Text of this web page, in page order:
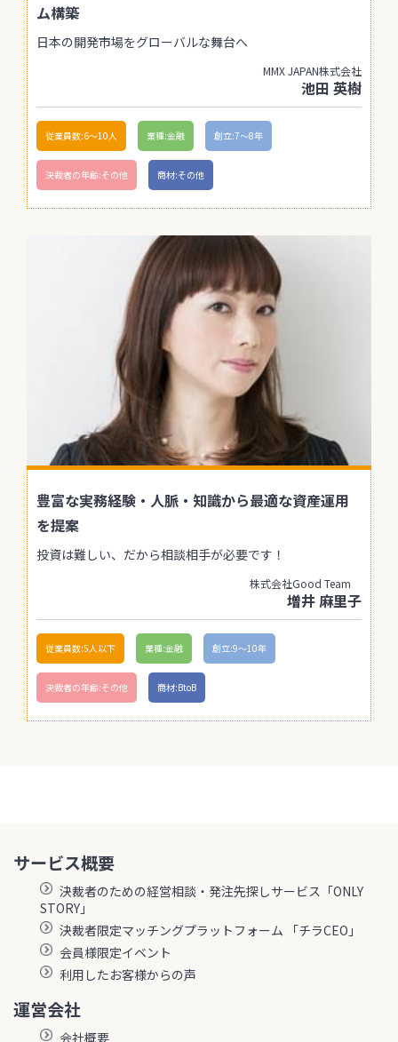
ム構築
日本の開発市場をグローバルな舞台へ
MMX JAPAN株式会社
池田 英樹
従業員数:6～10人 業種:金融 創立:7〜8年
決裁者の年齢:その他 商材:その他
豊富な実務経験・人脈・知識から最適な資産運用
を提案
投資は難しい、だから相談相手が必要です！
株式会社Good Team
増井 麻里子
従業員数:5人以下 業種:金融 創立:9〜10年
決裁者の年齢:その他 商材:BtoB
サービス概要
決裁者のための経営相談・発注先探しサービス「ONLY
STORY」
決裁者限定マッチングプラットフォーム 「チラCEO」
会員様限定イベント
利用したお客様からの声
運営会社
会社概要